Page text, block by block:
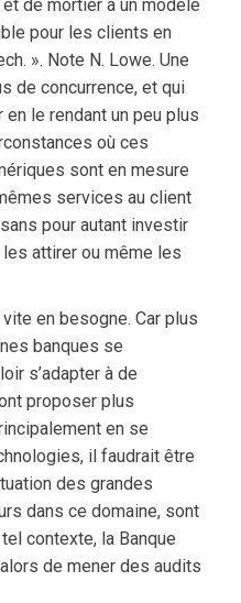
de mortier à un modèle
pour les clients en
». Note N. Lowe. Une
de concurrence, et qui
le rendant un peu plus
où ces
sont en mesure
services au client
pour autant investir
attirer ou même les
en besogne. Car plus
banques se
s’adapter à de
proposer plus
en se
il faudrait être
des grandes
dans ce domaine, sont
contexte, la Banque
de mener des audits